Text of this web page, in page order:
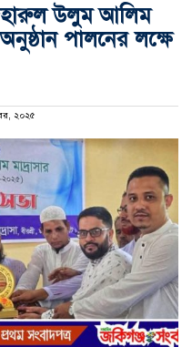
উলুম আলিম
পালনের লক্ষে
২০২৫